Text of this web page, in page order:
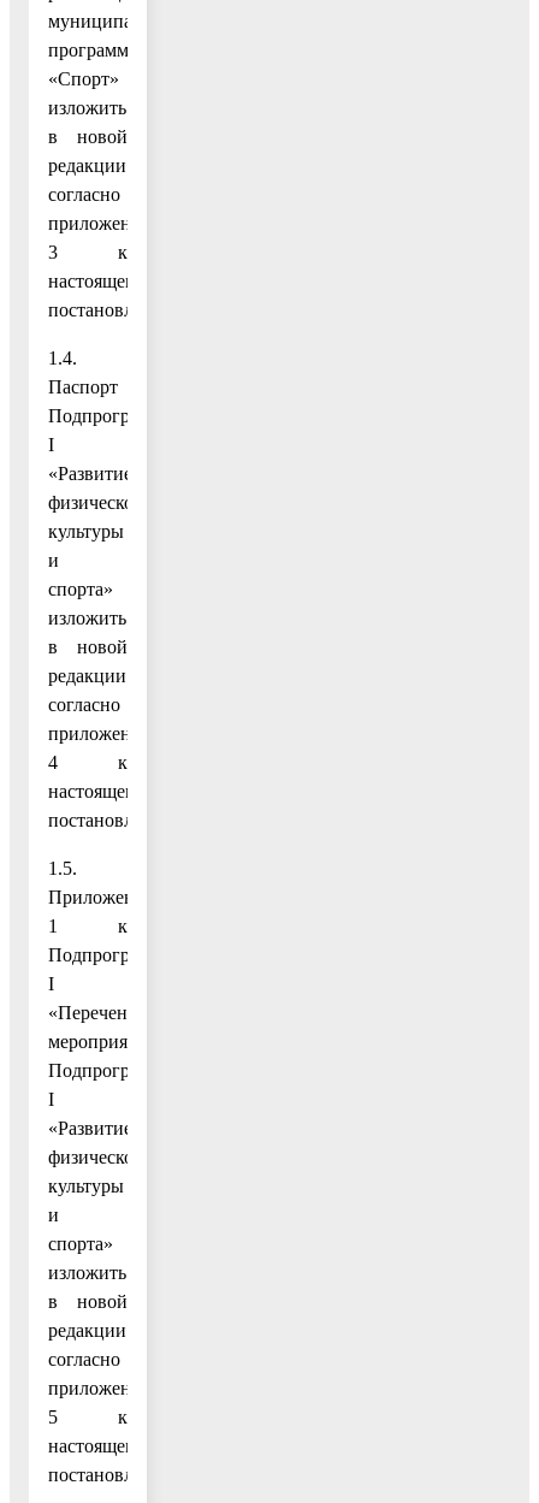
муниципальной
программы
«Спорт»
изложить
в новой
редакции
согласно
приложению
3 к
настоящему
постановлению;
1.4.
Паспорт
Подпрограммы
I
«Развитие
физической
культуры
и
спорта»
изложить
в новой
редакции
согласно
приложению
4 к
настоящему
постановлению;
1.5.
Приложение
1 к
Подпрограмме
I
«Перечень
мероприятий
Подпрограммы
I
«Развитие
физической
культуры
и
спорта»
изложить
в новой
редакции
согласно
приложению
5 к
настоящему
постановлению;